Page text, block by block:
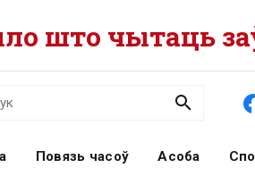
што чытаць
Повязь часоў Асоба